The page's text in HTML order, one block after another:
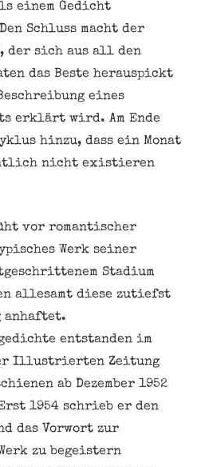
einem Gedicht
Schluss macht der
der sich aus all den
das Beste herauspickt
eines
erklärt wird. Am Ende
hinzu, dass ein Monat
nicht existieren
vor romantischer
Werk seiner
Stadium
allesamt diese zutiefst
anhaftet.
entstanden im
Illustrierten Zeitung
ab Dezember 1952
1954 schrieb er den
das Vorwort zur
zu begeistern